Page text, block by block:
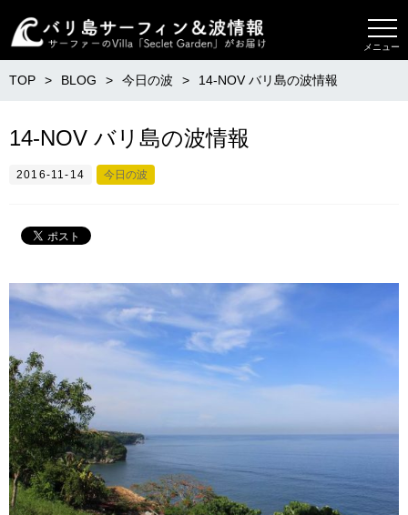
メニュー
TOP BLOG 今日の波 14-NOV バリ島の波情報
14-NOV バリ島の波情報
2016-11-14 今日の波